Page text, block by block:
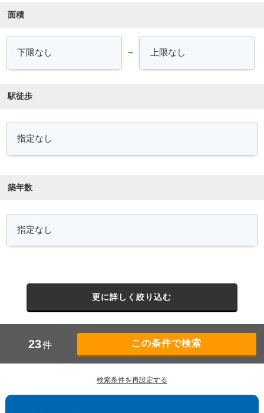
面積
～
駅徒歩
築年数
更に詳しく絞り込む
23件
検索条件を再設定する